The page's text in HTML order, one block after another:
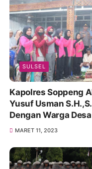
SULSEL
Kapolres Soppeng
Yusuf Usman
Dengan Warga
MARET 11, 2023